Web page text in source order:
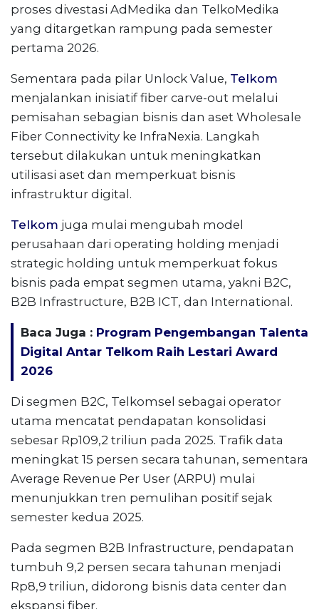
proses divestasi AdMedika dan TelkoMedika
yang ditargetkan rampung pada semester
pertama 2026.
Sementara pada pilar Unlock Value, Telkom
menjalankan inisiatif fiber carve-out melalui
pemisahan sebagian bisnis dan aset Wholesale
Fiber Connectivity ke InfraNexia. Langkah
tersebut dilakukan untuk meningkatkan
utilisasi aset dan memperkuat bisnis
infrastruktur digital.
Telkom juga mulai mengubah model
perusahaan dari operating holding menjadi
strategic holding untuk memperkuat fokus
bisnis pada empat segmen utama, yakni B2C,
B2B Infrastructure, B2B ICT, dan International.
Baca Juga : Program Pengembangan Talenta
Digital Antar Telkom Raih Lestari Award
2026
Di segmen B2C, Telkomsel sebagai operator
utama mencatat pendapatan konsolidasi
sebesar Rp109,2 triliun pada 2025. Trafik data
meningkat 15 persen secara tahunan, sementara
Average Revenue Per User (ARPU) mulai
menunjukkan tren pemulihan positif sejak
semester kedua 2025.
Pada segmen B2B Infrastructure, pendapatan
tumbuh 9,2 persen secara tahunan menjadi
Rp8,9 triliun, didorong bisnis data center dan
ekspansi fiber.